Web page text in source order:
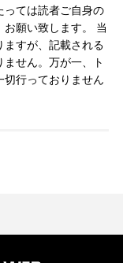
っては読者ご自身の
願い致します。 当
すが、記載される
せん。万が一、ト
切行っておりません